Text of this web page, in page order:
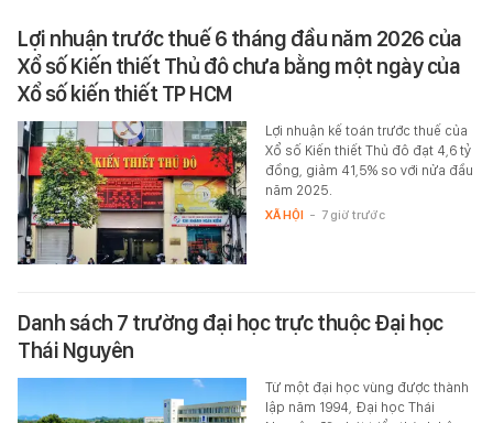
Lợi nhuận trước thuế 6 tháng đầu năm 2026 của
Xổ số Kiến thiết Thủ đô chưa bằng một ngày của
Xổ số kiến thiết TP HCM
Lợi nhuận kế toán trước thuế của
Xổ số Kiến thiết Thủ đô đạt 4,6 tỷ
đồng, giảm 41,5% so với nửa đầu
năm 2025.
XÃ HỘI - 7 giờ trước
Danh sách 7 trường đại học trực thuộc Đại học
Thái Nguyên
Từ một đại học vùng được thành
lập năm 1994, Đại học Thái